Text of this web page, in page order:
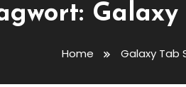
Galaxy
Home Galaxy Tab